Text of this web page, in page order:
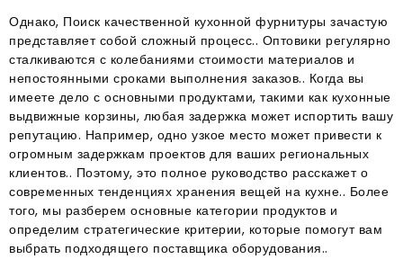
Однако, Поиск качественной кухонной фурнитуры зачастую
представляет собой сложный процесс.. Оптовики регулярно
сталкиваются с колебаниями стоимости материалов и
непостоянными сроками выполнения заказов.. Когда вы
имеете дело с основными продуктами, такими как кухонные
выдвижные корзины, любая задержка может испортить вашу
репутацию. Например, одно узкое место может привести к
огромным задержкам проектов для ваших региональных
клиентов.. Поэтому, это полное руководство расскажет о
современных тенденциях хранения вещей на кухне.. Более
того, мы разберем основные категории продуктов и
определим стратегические критерии, которые помогут вам
выбрать подходящего поставщика оборудования..